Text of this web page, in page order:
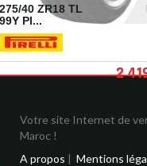
275/40 ZR18 TL
99Y PI...
2
Votre site Internet de
Maroc !
A propos | Mentions